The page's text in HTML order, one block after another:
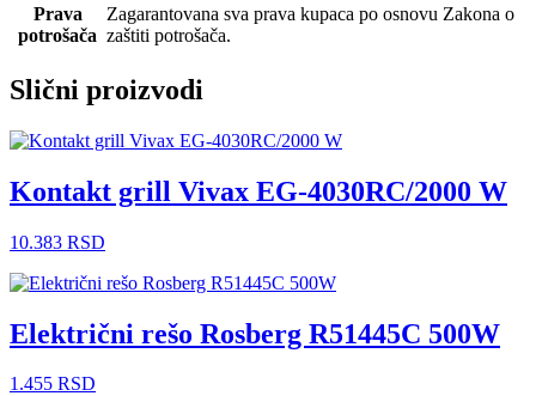
Prava
potrošača
Zagarantovana sva prava kupaca po osnovu Zakona o
zaštiti potrošača.
Slični proizvodi
Kontakt grill Vivax EG-4030RC/2000 W
10.383 RSD
Električni rešo Rosberg R51445C 500W
1.455 RSD